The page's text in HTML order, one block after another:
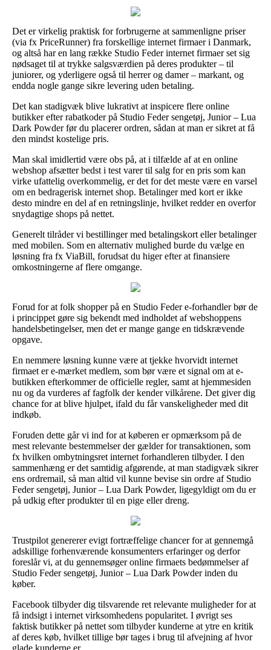
Det er virkelig praktisk for forbrugerne at sammenligne priser
(via fx PriceRunner) fra forskellige internet firmaer i Danmark,
og altså har en lang række Studio Feder internet firmaer set sig
nødsaget til at trykke salgsværdien på deres produkter – til
juniorer, og yderligere også til herrer og damer – markant, og
endda nogle gange sikre levering uden betaling.
Det kan stadigvæk blive lukrativt at inspicere flere online
butikker efter rabatkoder på Studio Feder sengetøj, Junior – Lua
Dark Powder før du placerer ordren, sådan at man er sikret at få
den mindst kostelige pris.
Man skal imidlertid være obs på, at i tilfælde af at en online
webshop afsætter bedst i test varer til salg for en pris som kan
virke ufattelig overkommelig, er det for det meste være en varsel
om en bedragerisk internet shop. Betalinger med kort er ikke
desto mindre en del af en retningslinje, hvilket redder en overfor
snydagtige shops på nettet.
Generelt tilråder vi bestillinger med betalingskort eller betalinger
med mobilen. Som en alternativ mulighed burde du vælge en
løsning fra fx ViaBill, forudsat du higer efter at finansiere
omkostningerne af flere omgange.
Forud for at folk shopper på en Studio Feder e-forhandler bør de
i princippet gøre sig bekendt med indholdet af webshoppens
handelsbetingelser, men det er mange gange en tidskrævende
opgave.
En nemmere løsning kunne være at tjekke hvorvidt internet
firmaet er e-mærket medlem, som bør være et signal om at e-
butikken efterkommer de officielle regler, samt at hjemmesiden
nu og da vurderes af fagfolk der kender vilkårene. Det giver dig
chance for at blive hjulpet, ifald du får vanskeligheder med dit
indkøb.
Foruden dette går vi ind for at køberen er opmærksom på de
mest relevante bestemmelser der gælder for transaktionen, som
fx hvilken ombytningsret internet forhandleren tilbyder. I den
sammenhæng er det samtidig afgørende, at man stadigvæk sikrer
ens ordremail, så man altid vil kunne bevise sin ordre af Studio
Feder sengetøj, Junior – Lua Dark Powder, ligegyldigt om du er
på udkig efter produkter til en pige eller dreng.
Trustpilot genererer evigt fortræffelige chancer for at gennemgå
adskillige forhenværende konsumenters erfaringer og derfor
foreslår vi, at du gennemsøger online firmaets bedømmelser af
Studio Feder sengetøj, Junior – Lua Dark Powder inden du
køber.
Facebook tilbyder dig tilsvarende ret relevante muligheder for at
få indsigt i internet virksomhedens popularitet. I øvrigt ses
faktisk butikker på nettet som tilbyder kunderne at ytre en kritik
af deres køb, hvilket tillige bør tages i brug til afvejning af hvor
glade kunderne er.